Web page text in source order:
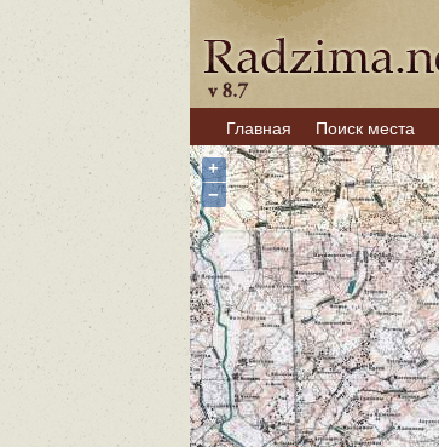
Главная Поиск места
+
−